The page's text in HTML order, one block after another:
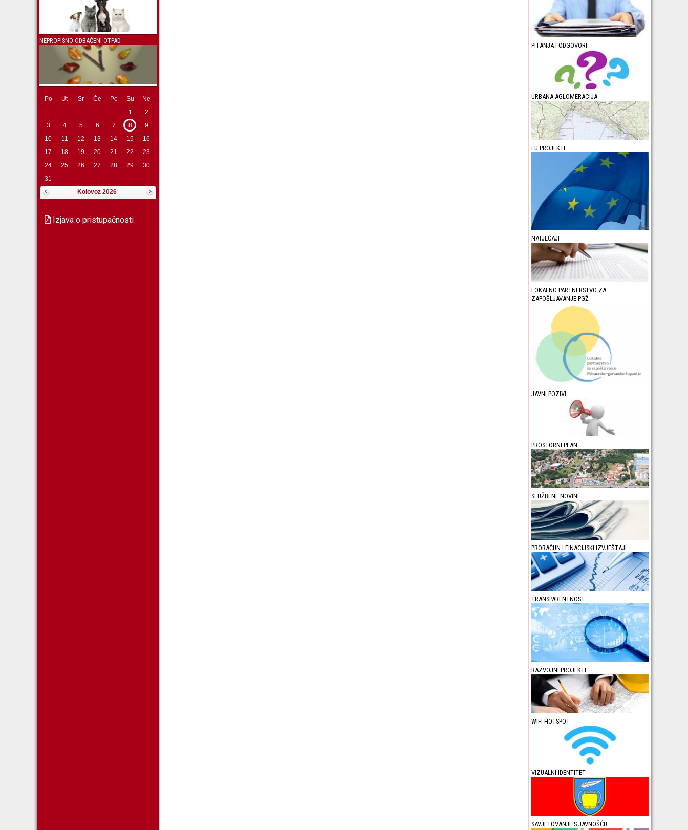
NEPROPISNO ODBAČENI OTPAD
Po Ut Sr Če Pe Su
Ne
1
2
3
4 5 6 7 8
9
10
11 12 13 14 15
16
17
18 19 20 21 22
23
24
25 26 27 28 29
30
31
Kolovoz 2026
Izjava o pristupačnosti
PITANJA I ODGOVORI
URBANA AGLOMERACIJA
EU PROJEKTI
NATJEČAJI
LOKALNO PARTNERSTVO ZA
ZAPOŠLJAVANJE PGŽ
JAVNI POZIVI
PROSTORNI PLAN
SLUŽBENE NOVINE
PRORAČUN I FINACIJSKI IZVJEŠTAJI
TRANSPARENTNOST
RAZVOJNI PROJEKTI
WIFI HOTSPOT
VIZUALNI IDENTITET
SAVJETOVANJE S JAVNOŠĆU